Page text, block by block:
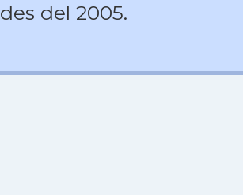
des del 2005.